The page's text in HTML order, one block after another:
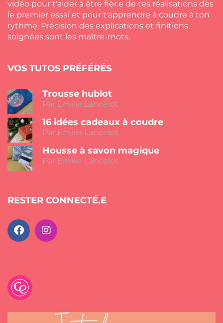
vidéo pour t'aider à être fièr.e de tes réalisations dès
le premier essai et pour t'apprendre à coudre à ton
rythme. Précision des explications et finitions
soignées sont les maître-mots.
VOS TUTOS PRÉFÉRÉS
Trousse hublot
Par Emilie Lancelot
16 idées cadeaux à coudre
Par Emilie Lancelot
Housse à savon magique
Par Emilie Lancelot
RESTER CONNECTÉ.E